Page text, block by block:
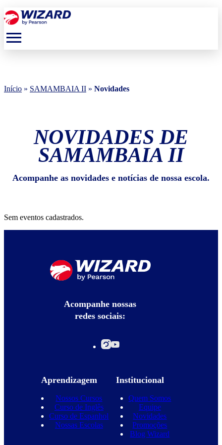
menu
Início » SAMAMBAIA II » Novidades
NOVIDADES DE
SAMAMBAIA II
Acompanhe as novidades e notícias de nossa escola.
Sem eventos cadastrados.
Acompanhe nossas
redes sociais:
Aprendizagem
Nossos Cursos
Curso de Inglês
Curso de Espanhol
Nossas Escolas
Institucional
Quem Somos
Equipe
Novidades
Promoções
Blog Wizard